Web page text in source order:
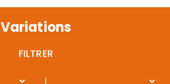
Variations
FILTRER
I